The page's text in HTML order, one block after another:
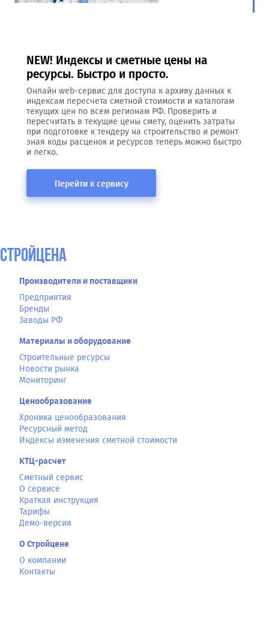
NEW! Индексы и сметные цены на
ресурсы. Быстро и просто.
Онлайн web-сервис для доступа к архиву данных к
индексам пересчета сметной стоимости и каталогам
текущих цен по всем регионам РФ. Проверить и
пересчитать в текущие цены смету, оценить затраты
при подготовке к тендеру на строительство и ремонт
зная коды расценок и ресурсов теперь можно быстро
и легко.
Перейти к сервису
СтройЦена
Производители и поставщики
Предприятия
Бренды
Заводы РФ
Материалы и оборудование
Строительные ресурсы
Новости рынка
Мониторинг
Ценообразование
Хроника ценообразования
Ресурсный метод
Индексы изменения сметной стоимости
КТЦ-расчет
Сметный сервис
О сервисе
Краткая инструкция
Тарифы
Демо-версия
О Стройцене
О компании
Контакты